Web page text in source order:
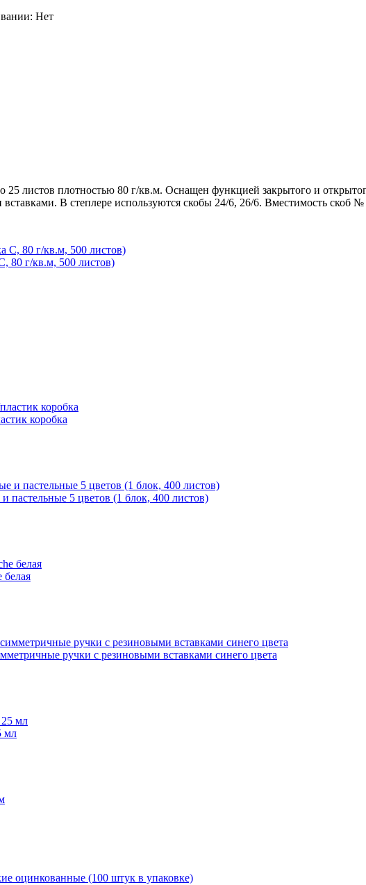
Нет
25 листов плотностью 80 г/кв.м. Оснащен функцией закрытого и
В степлере используются скобы 24/6, 26/6. Вместимость
80 г/кв.м, 500 листов)
коробка
5 цветов (1 блок, 400 листов)
белая
ручки с резиновыми вставками синего цвета
мл